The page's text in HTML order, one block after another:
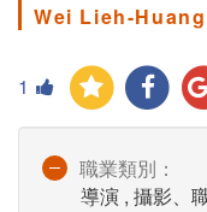
Wei Lieh-Huang
1
職業類別：
導演 , 攝影、